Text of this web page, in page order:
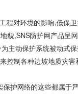
程对环境的影响,低保
貌,SNS防护网产品呈
主动保护系统被动式
控制各种边坡地质灾
护网络的这些都属于